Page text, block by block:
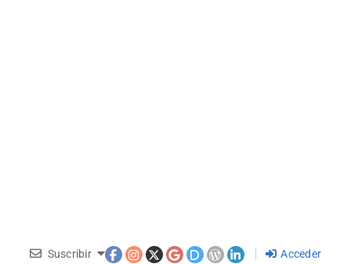
Suscribir Acceder